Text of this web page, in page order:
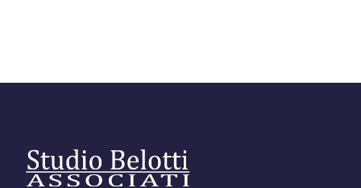
Articoli di giornale
Riviste
Contatti